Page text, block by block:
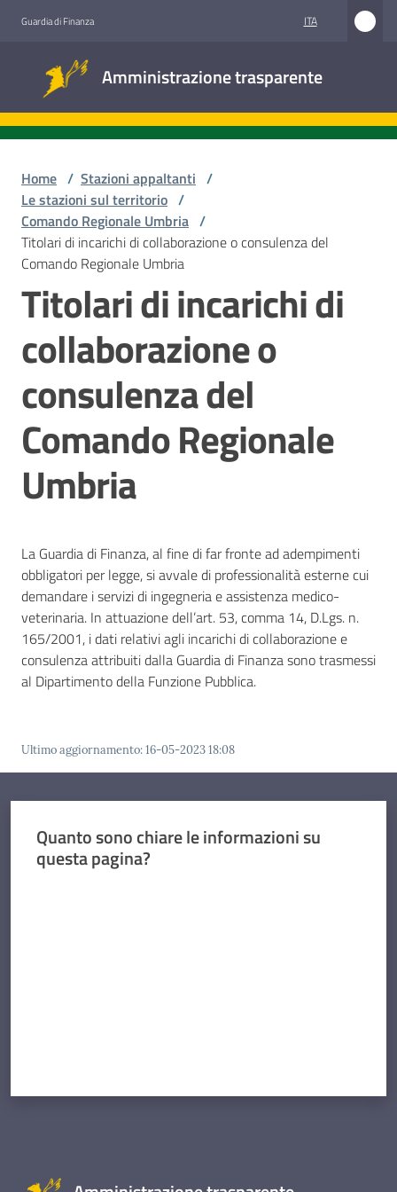
Guardia di Finanza ITA
Amministrazione trasparente
trasparente
Accesso
civico
Stazioni
appaltanti
Contatti
Home / Stazioni appaltanti /
Le stazioni sul territorio /
Comando Regionale Umbria /
Titolari di incarichi di collaborazione o consulenza del
Comando Regionale Umbria
Titolari di incarichi di
collaborazione o
consulenza del
Comando Regionale
Umbria
La Guardia di Finanza, al fine di far fronte ad adempimenti
obbligatori per legge, si avvale di professionalità esterne cui
demandare i servizi di ingegneria e assistenza medico-
veterinaria. In attuazione dell’art. 53, comma 14, D.Lgs. n.
165/2001, i dati relativi agli incarichi di collaborazione e
consulenza attribuiti dalla Guardia di Finanza sono trasmessi
al Dipartimento della Funzione Pubblica.
Ultimo aggiornamento:16-05-2023 18:08
Quanto sono chiare le informazioni su
questa pagina?